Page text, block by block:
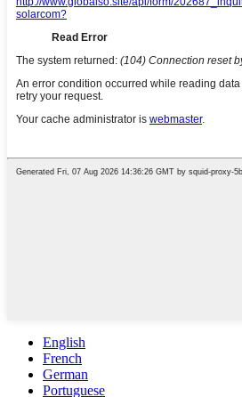
English
French
German
Portuguese